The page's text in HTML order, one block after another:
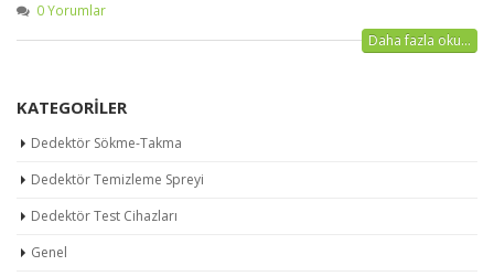
0 Yorumlar
Daha fazla oku...
KATEGORILER
Dedektör Sökme-Takma
Dedektör Temizleme Spreyi
Dedektör Test Cihazları
Genel